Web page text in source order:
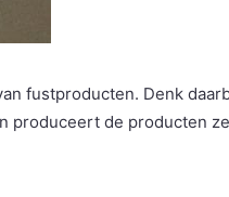
fustproducten. Denk
produceert de producten